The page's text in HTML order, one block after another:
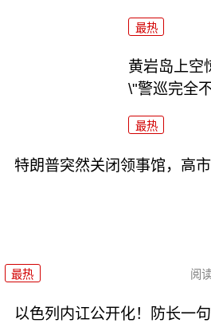
最热
黄岩岛上空
\"警巡完全
最热
特朗普突然关闭领事馆，高
最热 阅
以色列内讧公开化！防长一